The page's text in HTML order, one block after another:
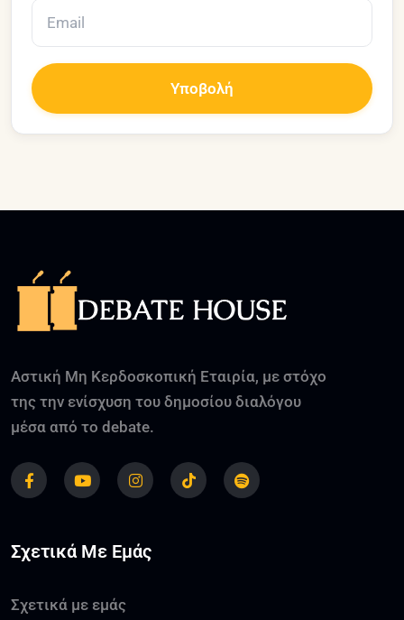
Υποβολή
Αστική Μη Κερδοσκοπική Εταιρία, με στόχο
της την ενίσχυση του δημοσίου διαλόγου
μέσα από το debate.
Σχετικά Με Εμάς
Σχετικά με εμάς